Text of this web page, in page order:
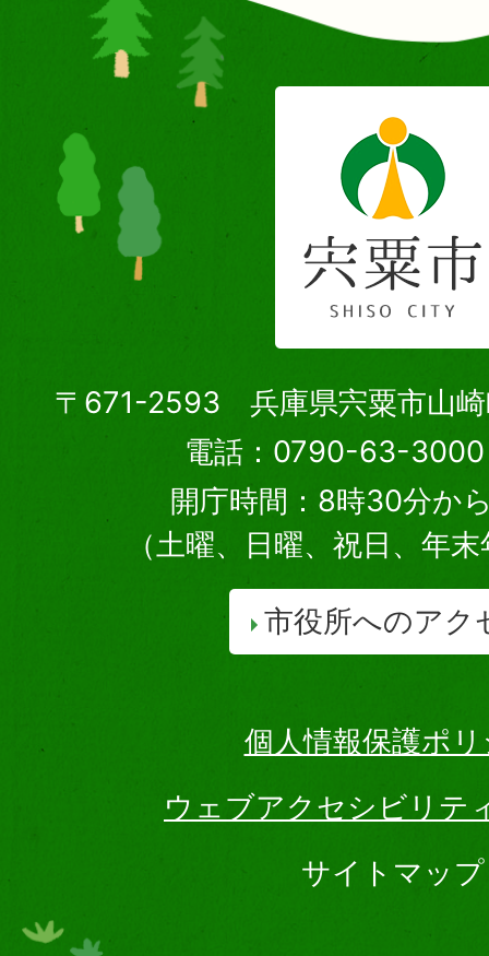
〒671-2593 兵庫県宍粟市山崎
電話：0790-63-3000
開庁時間：8時30分か
（土曜、日曜、祝日、年
市役所へのアク
個人情報保護ポ
ウェブアクセシビリテ
サイトマップ